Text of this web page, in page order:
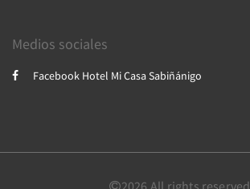
Medios sociales
Facebook Hotel Mi Casa Sabiñánigo
2026 All rights reserved